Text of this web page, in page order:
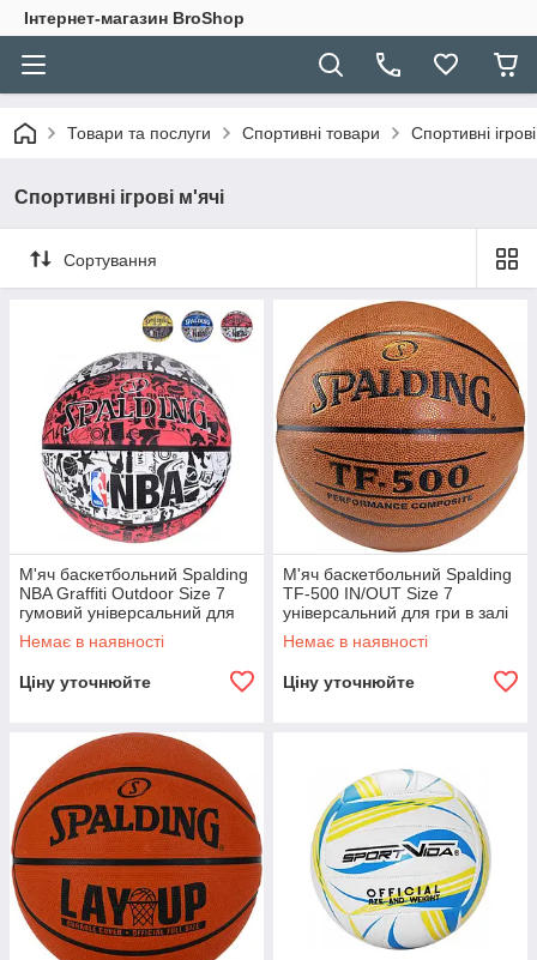
Інтернет-магазин BroShop
Товари та послуги Спортивні товари Спортивні
Спортивні ігрові м'ячі
Сортування
М'яч баскетбольний Spalding
NBA Graffiti Outdoor Size 7
гумовий універсальний для
гри в залі та на вулиці
Немає в наявності
Ціну уточнюйте
М'яч баскетбольний Spalding
TF-500 IN/OUT Size 7
універсальний для гри в залі
та на вулиці
Немає в наявності
Ціну уточнюйте